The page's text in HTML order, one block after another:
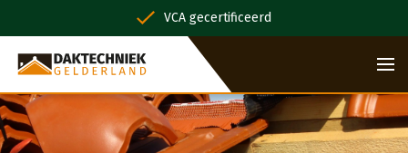
VCA gecertificeerd